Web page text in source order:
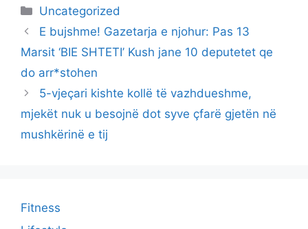
Categories
Uncategorized
E bujshme! Gazetarja e njohur: Pas 13
Marsit ‘BIE SHTETI’ Kush jane 10 deputetet qe
do arr*stohen
5-vjeçari kishte kollë të vazhdueshme,
mjekët nuk u besojnë dot syve çfarë gjetën në
mushkërinë e tij
Fitness